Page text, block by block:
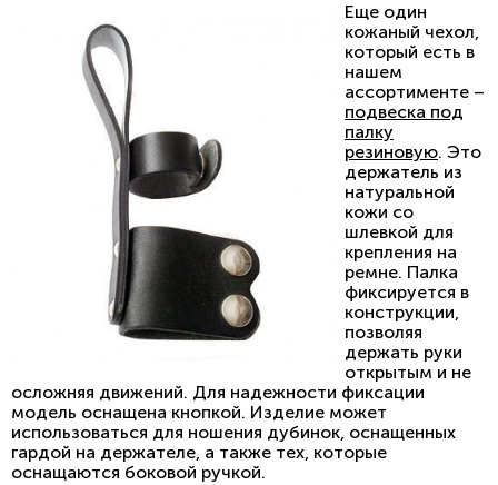
Еще один
кожаный чехол,
который есть в
нашем
ассортименте –
подвеска под
палку
резиновую. Это
держатель из
натуральной
кожи со
шлевкой для
крепления на
ремне. Палка
фиксируется в
конструкции,
позволяя
держать руки
открытым и не
осложняя движений. Для надежности фиксации
модель оснащена кнопкой. Изделие может
использоваться для ношения дубинок, оснащенных
гардой на держателе, а также тех, которые
оснащаются боковой ручкой.